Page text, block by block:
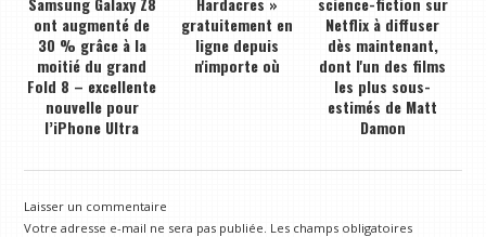
ont augmenté de
30 % grâce à la
moitié du grand
Fold 8 – excellente
nouvelle pour
l’iPhone Ultra
gratuitement en
ligne depuis
n'importe où
Netflix à diffuser
dès maintenant,
dont l'un des films
les plus sous-
estimés de Matt
Damon
Laisser un commentaire
Votre adresse e-mail ne sera pas publiée. Les champs obligatoires